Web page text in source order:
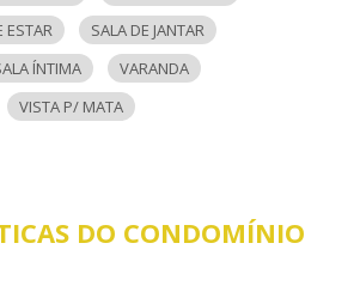
ESTAR
SALA DE JANTAR
ÍNTIMA
VARANDA
VISTA P/ MATA
DO CONDOMÍNIO